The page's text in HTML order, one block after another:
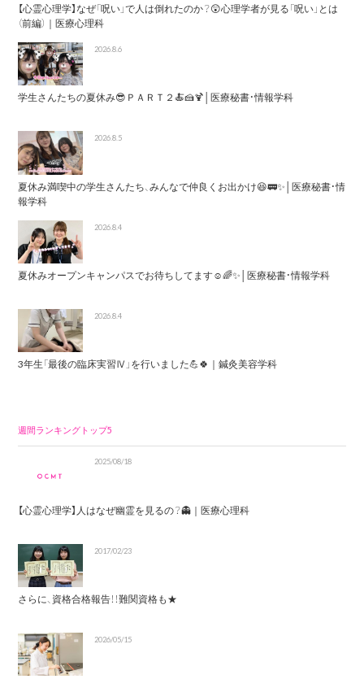
【心霊心理学】なぜ「呪い」で人は倒れたのか？😲心理学者が見る「呪い」とは
（前編）｜医療心理科
2026.8.6
学生さんたちの夏休み😎ＰＡＲＴ２🍝🍰🍹│医療秘書・情報学科
2026.8.5
夏休み満喫中の学生さんたち、みんなで仲良くお出かけ😆🚃✨│医療秘書・情
報学科
2026.8.4
夏休みオープンキャンパスでお待ちしてます☺️🌈✨│医療秘書・情報学科
2026.8.4
3年生「最後の臨床実習Ⅳ」を行いました💪🍀｜鍼灸美容学科
週間ランキングトップ5
2025/08/18
【心霊心理学】人はなぜ幽霊を見るの？👻｜医療心理科
2017/02/23
さらに、資格合格報告！！難関資格も★
2026/05/15